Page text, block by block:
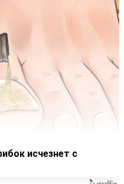
исчезнет с